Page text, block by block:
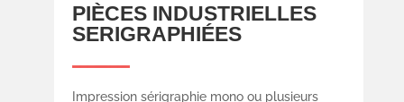
PIÈCES INDUSTRIELLES
SERIGRAPHIÉES
Impression sérigraphie mono ou plusieurs